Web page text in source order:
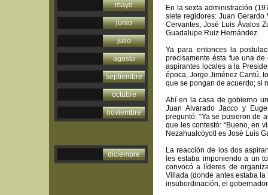
mayo
junio
julio
agosto
septiembre
octubre
noviembre
diciembre
En la sexta administración
siete regidores: Juan
Cervantes, José Luis Ávalos
Guadalupe Ruiz Hernández.
Ya para entonces la
precisamente ésta fue una
aspirantes locales a la
época, Jorge Jiménez Cantú,
que se pongan de acuerdo; si
Ahí en la casa de gobierno
Juan Alvarado Jacco y
preguntó: “Ya se pusieron de
que les contestó: “Bueno, en
Nezahualcóyotl es José Luis
La reacción de los dos
les estaba imponiendo a un
convocó a líderes de
Villada (donde antes estaba
insubordinación, el